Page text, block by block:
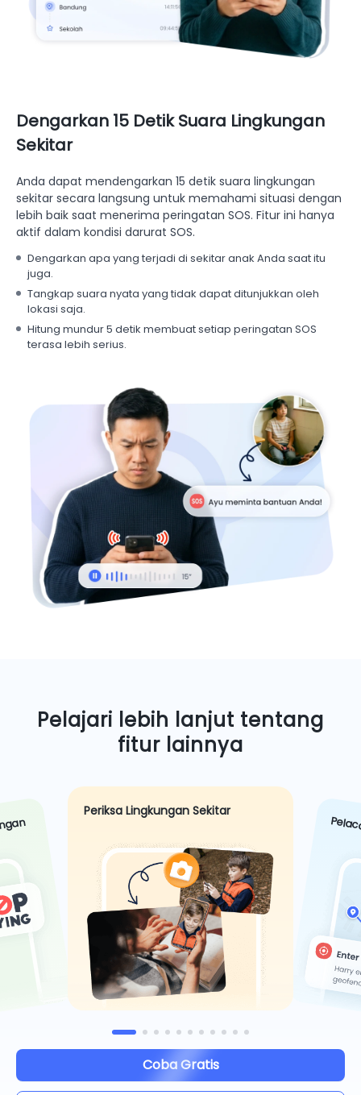
Dengarkan 15 Detik Suara Lingkungan
Sekitar
Anda dapat mendengarkan 15 detik suara lingkungan
sekitar secara langsung untuk memahami situasi dengan
lebih baik saat menerima peringatan SOS. Fitur ini hanya
aktif dalam kondisi darurat SOS.
Dengarkan apa yang terjadi di sekitar anak Anda saat itu
juga.
Tangkap suara nyata yang tidak dapat ditunjukkan oleh
lokasi saja.
Hitung mundur 5 detik membuat setiap peringatan SOS
terasa lebih serius.
Pelajari lebih lanjut tentang
fitur lainnya
Periksa Lingkungan Sekitar
Coba Gratis